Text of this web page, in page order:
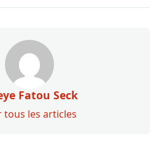
Fatou Seck
tous les articles